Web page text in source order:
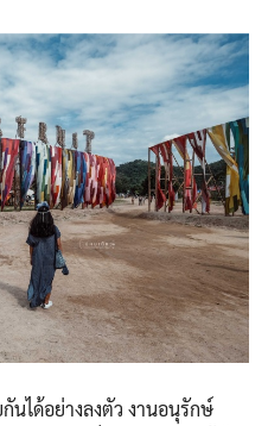
นได้อย่างลงตัว งานอนุรักษ์